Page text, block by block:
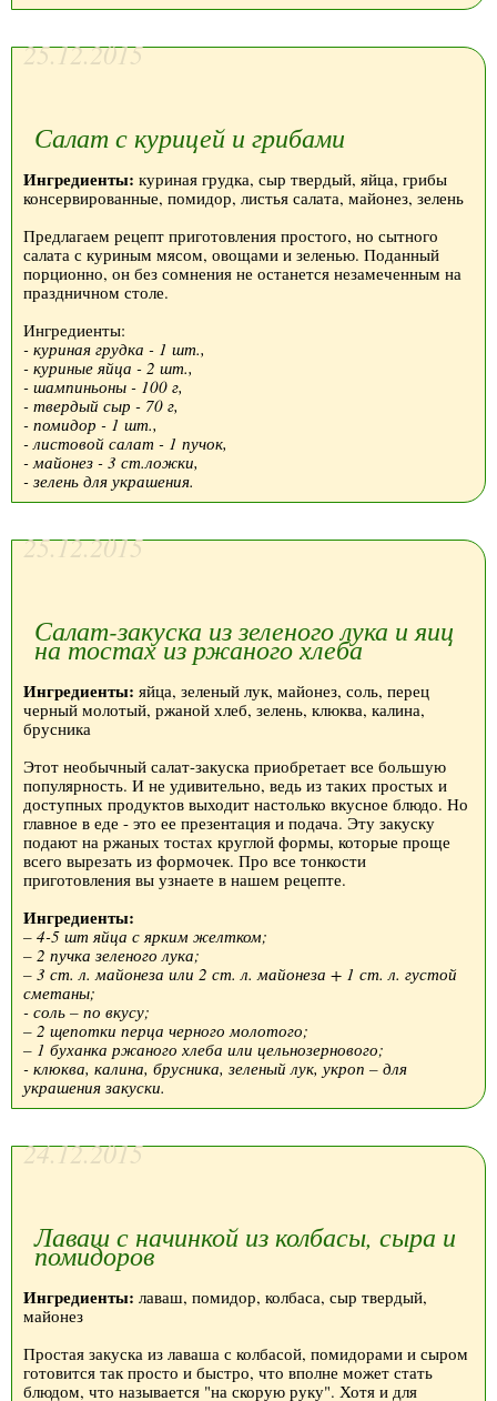
25.12.2015
Салат с курицей и грибами
Ингредиенты: куриная грудка, сыр твердый, яйца, грибы
консервированные, помидор, листья салата, майонез, зелень
Предлагаем рецепт приготовления простого, но сытного
салата с куриным мясом, овощами и зеленью. Поданный
порционно, он без сомнения не останется незамеченным на
праздничном столе.
Ингредиенты:
- куриная грудка - 1 шт.,
- куриные яйца - 2 шт.,
- шампиньоны - 100 г,
- твердый сыр - 70 г,
- помидор - 1 шт.,
- листовой салат - 1 пучок,
- майонез - 3 ст.ложки,
- зелень для украшения.
25.12.2015
Салат-закуска из зеленого лука и яиц
на тостах из ржаного хлеба
Ингредиенты: яйца, зеленый лук, майонез, соль, перец
черный молотый, ржаной хлеб, зелень, клюква, калина,
брусника
Этот необычный салат-закуска приобретает все большую
популярность. И не удивительно, ведь из таких простых и
доступных продуктов выходит настолько вкусное блюдо. Но
главное в еде - это ее презентация и подача. Эту закуску
подают на ржаных тостах круглой формы, которые проще
всего вырезать из формочек. Про все тонкости
приготовления вы узнаете в нашем рецепте.
Ингредиенты:
– 4-5 шт яйца с ярким желтком;
– 2 пучка зеленого лука;
– 3 ст. л. майонеза или 2 ст. л. майонеза + 1 ст. л. густой
сметаны;
- соль – по вкусу;
– 2 щепотки перца черного молотого;
– 1 буханка ржаного хлеба или цельнозернового;
- клюква, калина, брусника, зеленый лук, укроп – для
украшения закуски.
24.12.2015
Лаваш с начинкой из колбасы, сыра и
помидоров
Ингредиенты: лаваш, помидор, колбаса, сыр твердый,
майонез
Простая закуска из лаваша с колбасой, помидорами и сыром
готовится так просто и быстро, что вполне может стать
блюдом, что называется "на скорую руку". Хотя и для